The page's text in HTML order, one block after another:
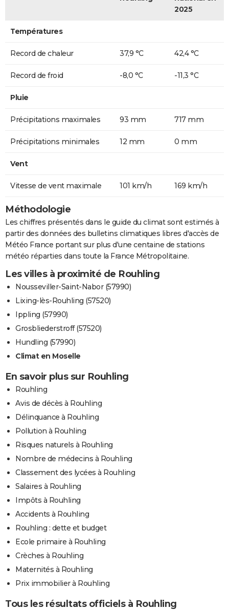
2025
Températures
Record de chaleur 37,9 °C 42,4 °C
Record de froid -8,0 °C -11,3 °C
Pluie
Précipitations maximales 93 mm 717 mm
Précipitations minimales 12 mm 0 mm
Vent
Vitesse de vent maximale 101 km/h 169 km/h
Méthodologie
Les chiffres présentés dans le guide du climat sont estimés à
partir des données des bulletins climatiques libres d'accès de
Météo France portant sur plus d'une centaine de stations
météo réparties dans toute la France Métropolitaine.
Les villes à proximité de Rouhling
Nousseviller-Saint-Nabor (57990)
Lixing-lès-Rouhling (57520)
Ippling (57990)
Grosbliederstroff (57520)
Hundling (57990)
Climat en Moselle
En savoir plus sur Rouhling
Rouhling
Avis de décès à Rouhling
Délinquance à Rouhling
Pollution à Rouhling
Risques naturels à Rouhling
Nombre de médecins à Rouhling
Classement des lycées à Rouhling
Salaires à Rouhling
Impôts à Rouhling
Accidents à Rouhling
Rouhling : dette et budget
Ecole primaire à Rouhling
Crèches à Rouhling
Maternités à Rouhling
Prix immobilier à Rouhling
Tous les résultats officiels à Rouhling